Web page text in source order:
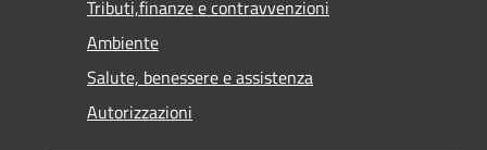
Tributi,finanze e contravvenzioni
Ambiente
Salute, benessere e assistenza
Autorizzazioni